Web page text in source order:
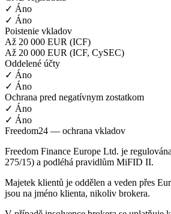
✓ Áno
✓ Áno
Poistenie vkladov
Až 20 000 EUR (ICF)
Až 20 000 EUR (ICF, CySEC)
Oddelené účty
✓ Áno
✓ Áno
Ochrana pred negatívnym zostatkom
✓ Áno
✓ Áno
Freedom24 — ochrana vkladov
Freedom Finance Europe Ltd. je
275/15) a podléhá pravidlům MiFID II.
Majetek klientů je oddělen a veden přes
jsou na jméno klienta, nikoliv brokera.